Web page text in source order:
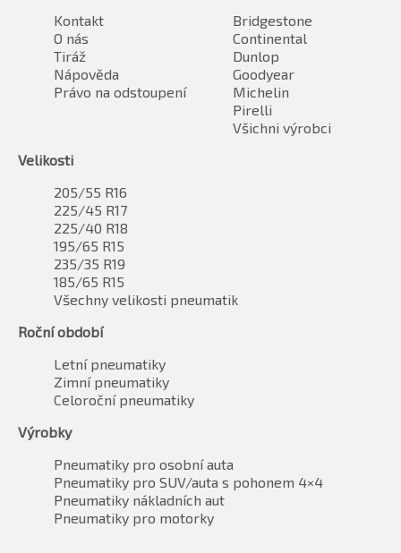
Kontakt
O nás
Tiráž
Nápověda
Právo na odstoupení
Bridgestone
Continental
Dunlop
Goodyear
Michelin
Pirelli
Všichni výrobci
Velikosti
205/55 R16
225/45 R17
225/40 R18
195/65 R15
235/35 R19
185/65 R15
Všechny velikosti pneumatik
Roční období
Letní pneumatiky
Zimní pneumatiky
Celoroční pneumatiky
Výrobky
Pneumatiky pro osobní auta
Pneumatiky pro SUV/auta s pohonem 4×4
Pneumatiky nákladních aut
Pneumatiky pro motorky